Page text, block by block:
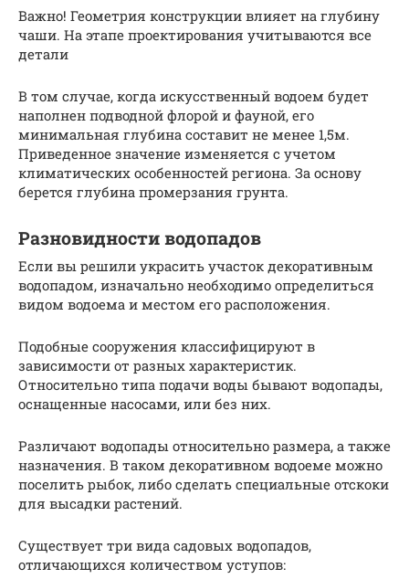
Важно! Геометрия конструкции влияет на глубину
чаши. На этапе проектирования учитываются все
детали
В том случае, когда искусственный водоем будет
наполнен подводной флорой и фауной, его
минимальная глубина составит не менее 1,5м.
Приведенное значение изменяется с учетом
климатических особенностей региона. За основу
берется глубина промерзания грунта.
Разновидности водопадов
Если вы решили украсить участок декоративным
водопадом, изначально необходимо определиться
видом водоема и местом его расположения.
Подобные сооружения классифицируют в
зависимости от разных характеристик.
Относительно типа подачи воды бывают водопады,
оснащенные насосами, или без них.
Различают водопады относительно размера, а также
назначения. В таком декоративном водоеме можно
поселить рыбок, либо сделать специальные отскоки
для высадки растений.
Существует три вида садовых водопадов,
отличающихся количеством уступов: